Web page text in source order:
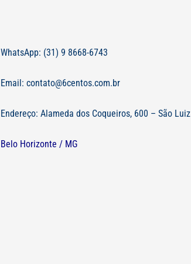
WhatsApp: (31) 9 8668-6743
Email: contato@6centos.com.br
Endereço: Alameda dos Coqueiros, 600 – São Luiz
Belo Horizonte / MG